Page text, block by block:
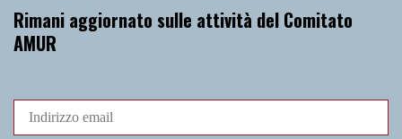
Rimani aggiornato sulle attività del Comitato
AMUR